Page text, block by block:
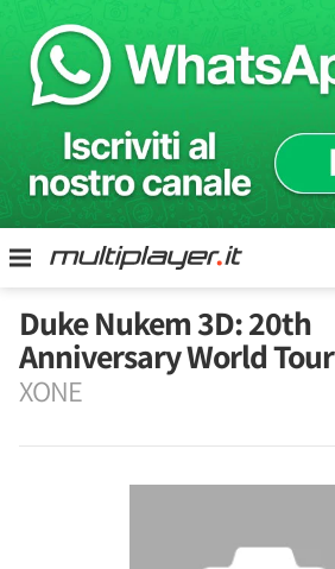
Duke Nukem 3D: 20th
Anniversary World Tour
XONE